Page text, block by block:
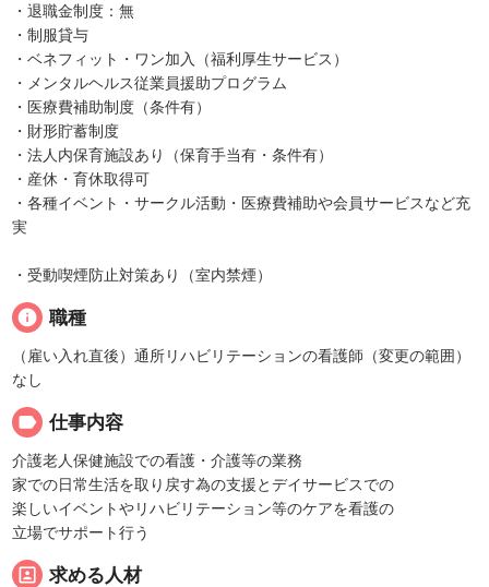
・退職金制度：無
・制服貸与
・ベネフィット・ワン加入（福利厚生サービス）
・メンタルヘルス従業員援助プログラム
・医療費補助制度（条件有）
・財形貯蓄制度
・法人内保育施設あり（保育手当有・条件有）
・産休・育休取得可
・各種イベント・サークル活動・医療費補助や会員サービスなど充
実
・受動喫煙防止対策あり（室内禁煙）
info 職種
（雇い入れ直後）通所リハビリテーションの看護師（変更の範囲）
なし
label 仕事内容
介護老人保健施設での看護・介護等の業務
家での日常生活を取り戻す為の支援とデイサービスでの
楽しいイベントやリハビリテーション等のケアを看護の
立場でサポート行う
portrait 求める人材